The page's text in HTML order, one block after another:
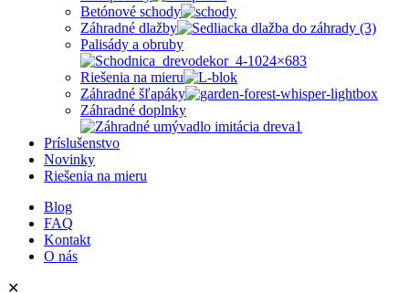
Betónové schody
Záhradné dlažby
Palisády a obruby
Riešenia na mieru
Záhradné šľapáky
Záhradné doplnky
Príslušenstvo
Novinky
Riešenia na mieru
Blog
FAQ
Kontakt
O nás
✕